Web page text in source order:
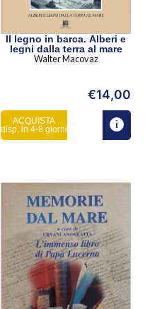
Il legno in barca. Alberi e
legni dalla terra al mare
Walter Macovaz
€14,00
ACQUISTA
disp. in 4-8 giorni